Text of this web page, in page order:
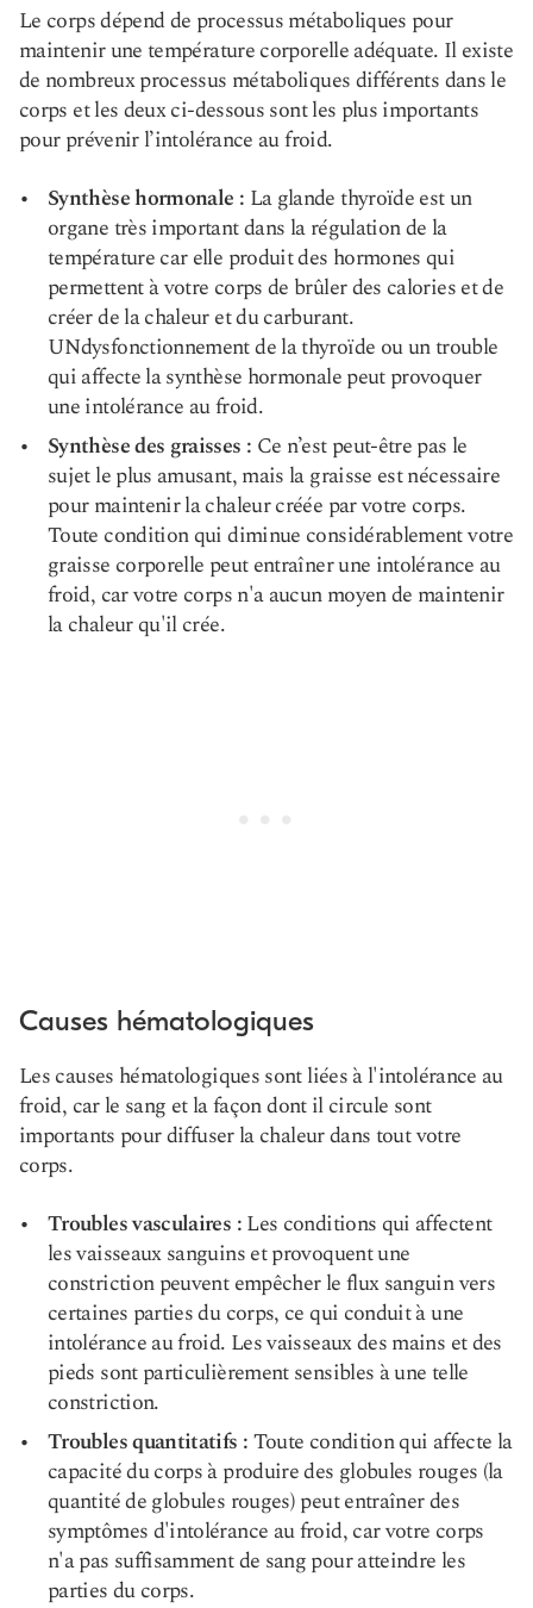
Le corps dépend de processus métaboliques pour
maintenir une température corporelle adéquate. Il existe
de nombreux processus métaboliques différents dans le
corps et les deux ci-dessous sont les plus importants
pour prévenir l’intolérance au froid.
Synthèse hormonale : La glande thyroïde est un
organe très important dans la régulation de la
température car elle produit des hormones qui
permettent à votre corps de brûler des calories et de
créer de la chaleur et du carburant.
UNdysfonctionnement de la thyroïde ou un trouble
qui affecte la synthèse hormonale peut provoquer
une intolérance au froid.
Synthèse des graisses : Ce n’est peut-être pas le
sujet le plus amusant, mais la graisse est nécessaire
pour maintenir la chaleur créée par votre corps.
Toute condition qui diminue considérablement votre
graisse corporelle peut entraîner une intolérance au
froid, car votre corps n'a aucun moyen de maintenir
la chaleur qu'il crée.
Causes hématologiques
Les causes hématologiques sont liées à l'intolérance au
froid, car le sang et la façon dont il circule sont
importants pour diffuser la chaleur dans tout votre
corps.
Troubles vasculaires :Les conditions qui affectent
les vaisseaux sanguins et provoquent une
constriction peuvent empêcher le flux sanguin vers
certaines parties du corps, ce qui conduit à une
intolérance au froid. Les vaisseaux des mains et des
pieds sont particulièrement sensibles à une telle
constriction.
Troubles quantitatifs :Toute condition qui affecte la
capacité du corps à produire des globules rouges (la
quantité de globules rouges) peut entraîner des
symptômes d'intolérance au froid, car votre corps
n'a pas suffisamment de sang pour atteindre les
parties du corps.